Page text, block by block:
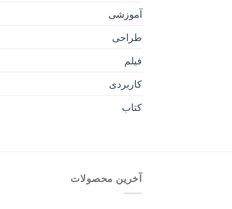
آموزشی
طراحی
فیلم
کاربردی
کتاب
آخرین محصولات